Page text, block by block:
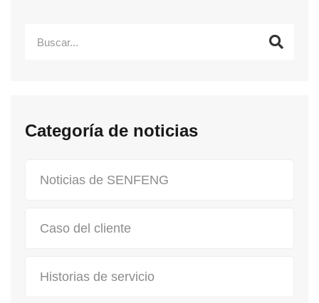
Categoría de noticias
Noticias de SENFENG
Caso del cliente
Historias de servicio